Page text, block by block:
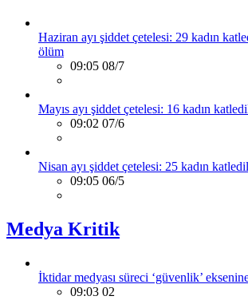
Haziran ayı şiddet çetelesi: 29 kadın
ölüm
09:05 08/7
Mayıs ayı şiddet çetelesi: 16 kadın
09:02 07/6
Nisan ayı şiddet çetelesi: 25 kadın
09:05 06/5
Medya Kritik
İktidar medyası süreci ‘güvenlik’
09:03 02